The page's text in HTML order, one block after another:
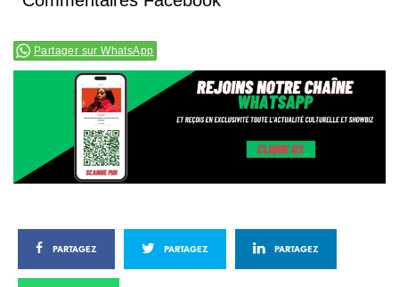
Partager sur WhatsApp
PARTAGEZ PARTAGEZ PARTAGEZ